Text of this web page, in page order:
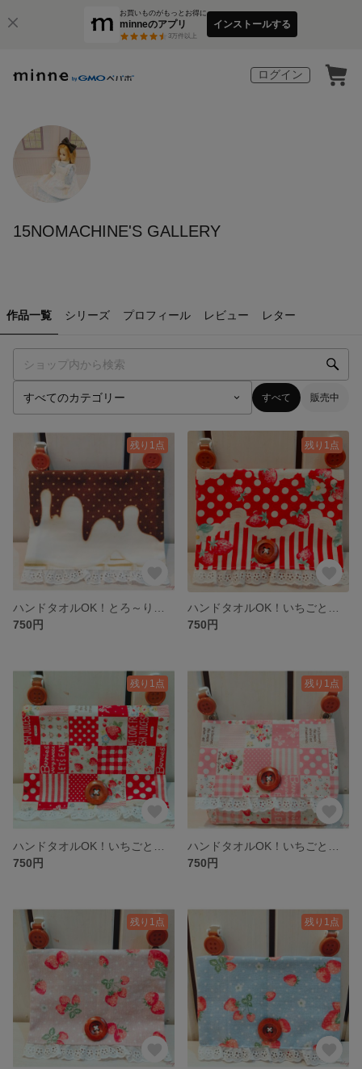
お買いものがもっとお得に
minneのアプリ
3万件以上
インストールする
ログイン
15NOMACHINE'S GALLERY
作品一覧 シリーズ プロフィール レビュー レター
すべて 販売中
残り1点
750円
残り1点
750円
残り1点
750円
残り1点
750円
残り1点 残り1点